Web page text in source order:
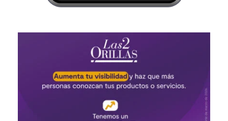
que queremos mostrar, además
está olvidado, el de la otra orilla.